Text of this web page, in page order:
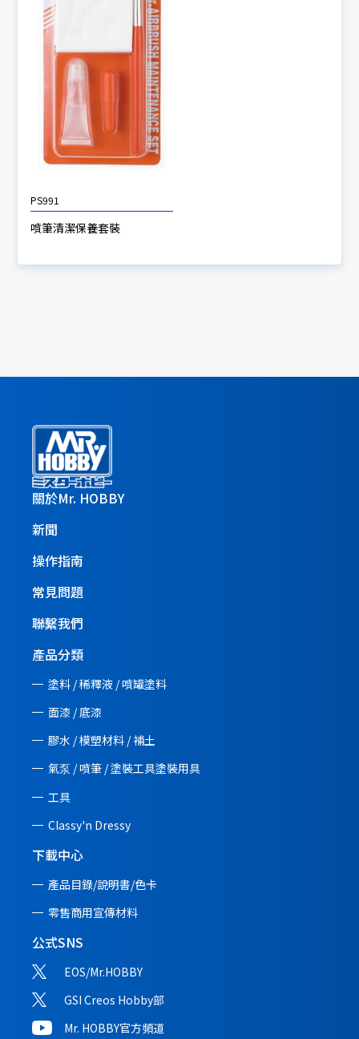
PS991
噴筆清潔保養套裝
關於Mr. HOBBY
新聞
操作指南
常見問題
聯繫我們
產品分類
塗料 / 稀釋液 / 噴罐塗料
面漆 / 底漆
膠水 / 模塑材料 / 補土
氣泵 / 噴筆 / 塗裝工具塗裝用具
工具
Classy'n Dressy
下載中心
產品目錄/說明書/色卡
零售商用宣傳材料
公式SNS
EOS/Mr.HOBBY
GSI Creos Hobby部
Mr. HOBBY官方頻道